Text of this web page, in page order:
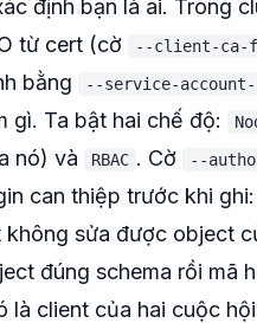
định bạn là ai. Trong
từ cert (cờ
--client-
bằng
--service-
gì. Ta bật hai chế độ:
nó) và
RBAC . Cờ --
can thiệp trước khi
sửa được object
đúng schema rồi mã
là client của hai cuộc